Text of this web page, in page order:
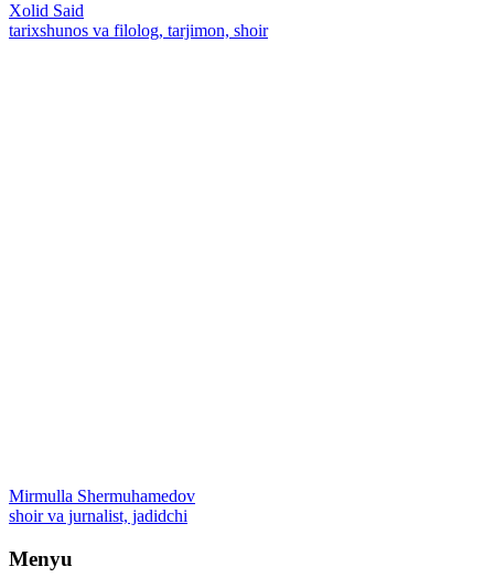
Xolid Said
tarixshunos va filolog, tarjimon, shoir
Mirmulla Shermuhamedov
shoir va jurnalist, jadidchi
Menyu